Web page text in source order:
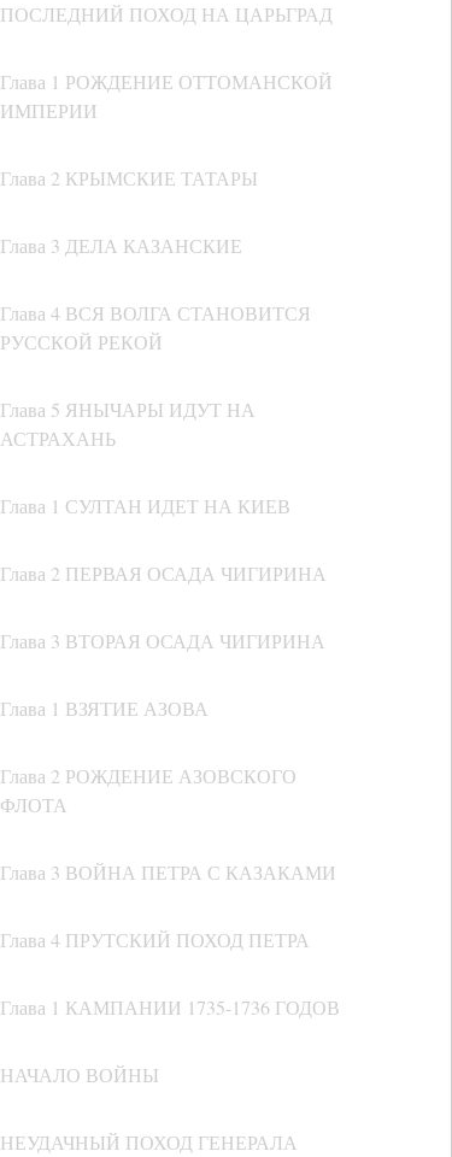
ПОСЛЕДНИЙ ПОХОД НА ЦАРЬГРАД
Глава 1 РОЖДЕНИЕ ОТТОМАНСКОЙ
ИМПЕРИИ
Глава 2 КРЫМСКИЕ ТАТАРЫ
Глава 3 ДЕЛА КАЗАНСКИЕ
Глава 4 ВСЯ ВОЛГА СТАНОВИТСЯ
РУССКОЙ РЕКОЙ
Глава 5 ЯНЫЧАРЫ ИДУТ НА
АСТРАХАНЬ
Глава 1 СУЛТАН ИДЕТ НА КИЕВ
Глава 2 ПЕРВАЯ ОСАДА ЧИГИРИНА
Глава 3 ВТОРАЯ ОСАДА ЧИГИРИНА
Глава 1 ВЗЯТИЕ АЗОВА
Глава 2 РОЖДЕНИЕ АЗОВСКОГО
ФЛОТА
Глава 3 ВОЙНА ПЕТРА С КАЗАКАМИ
Глава 4 ПРУТСКИЙ ПОХОД ПЕТРА
Глава 1 КАМПАНИИ 1735-1736 ГОДОВ
НАЧАЛО ВОЙНЫ
НЕУДАЧНЫЙ ПОХОД ГЕНЕРАЛА